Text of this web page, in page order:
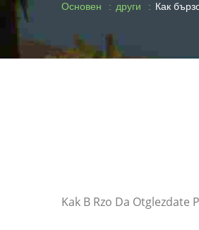
Основен други Как
Kak B Rzo Da Otglezdate